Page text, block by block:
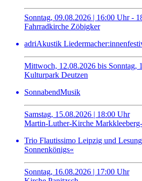
Sonntag, 09.08.2026 | 16:00 Uhr -
Fahrradkirche Zöbigker
adriAkustik
Mittwoch, 12.08.2026 bis Sonntag,
Kulturpark Deutzen
SonnabendMusik
Samstag, 15.08.2026 | 18:00 Uhr
Martin-Luther-Kirche
Trio Flautissimo Leipzig und
Sonnenkönigs«
Sonntag, 16.08.2026 | 17:00 Uhr